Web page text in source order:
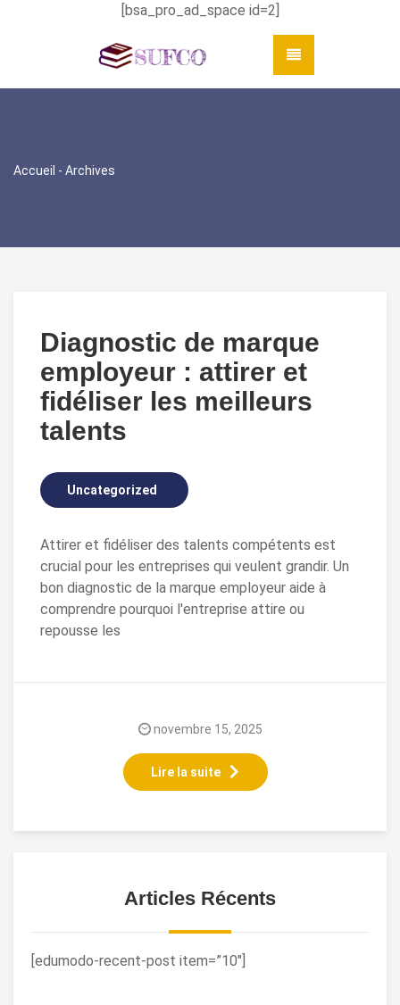
[bsa_pro_ad_space id=2]
Accueil - Archives
Diagnostic de marque
employeur : attirer et
fidéliser les meilleurs
talents
Uncategorized
Attirer et fidéliser des talents compétents est
crucial pour les entreprises qui veulent grandir. Un
bon diagnostic de la marque employeur aide à
comprendre pourquoi l'entreprise attire ou
repousse les
Lire la suite
novembre 15, 2025
Articles Récents
[edumodo-recent-post item=”10″]